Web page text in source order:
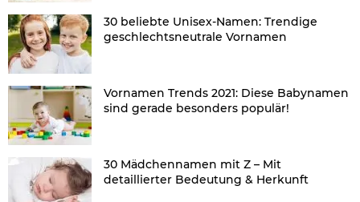
30 beliebte Unisex-Namen: Trendige
geschlechtsneutrale Vornamen
Vornamen Trends 2021: Diese Babynamen
sind gerade besonders populär!
30 Mädchennamen mit Z – Mit
detaillierter Bedeutung & Herkunft